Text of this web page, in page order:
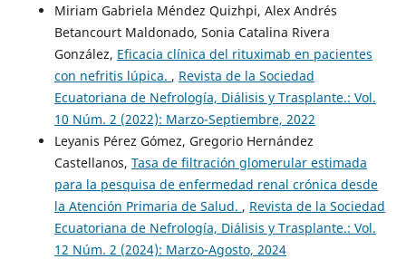
Miriam Gabriela Méndez Quizhpi, Alex Andrés
Betancourt Maldonado, Sonia Catalina Rivera
González, Eficacia clínica del rituximab en pacientes
con nefritis lúpica. , Revista de la Sociedad
Ecuatoriana de Nefrología, Diálisis y Trasplante.: Vol.
10 Núm. 2 (2022): Marzo-Septiembre, 2022
Leyanis Pérez Gómez, Gregorio Hernández
Castellanos, Tasa de filtración glomerular estimada
para la pesquisa de enfermedad renal crónica desde
la Atención Primaria de Salud. , Revista de la Sociedad
Ecuatoriana de Nefrología, Diálisis y Trasplante.: Vol.
12 Núm. 2 (2024): Marzo-Agosto, 2024